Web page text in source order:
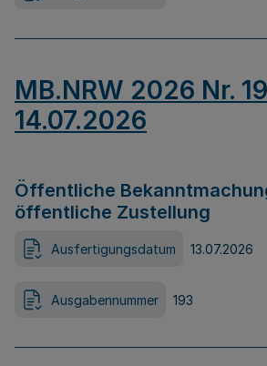
MB.NRW 2026 Nr.
14.07.2026
Öffentliche
öffentliche Zustellung
Ausfertigungsdatum 13.07.2026
Ausgabennummer 193